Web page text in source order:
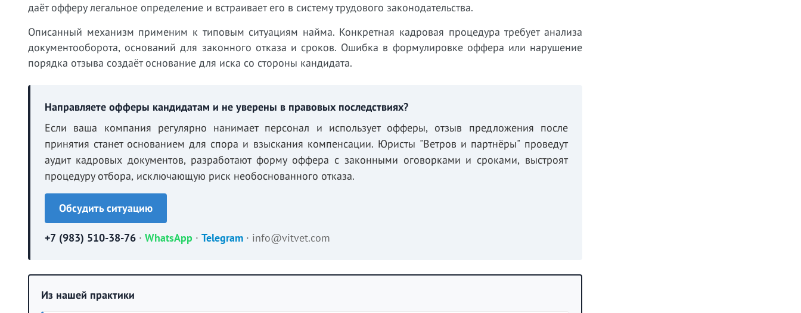
даёт офферу легальное определение и встраивает его в систему трудового законодательства.
Описанный механизм применим к типовым ситуациям найма. Конкретная кадровая процедура требует анализа
документооборота, оснований для законного отказа и сроков. Ошибка в формулировке оффера или нарушение
порядка отзыва создаёт основание для иска со стороны кандидата.
Направляете офферы кандидатам и не уверены в правовых последствиях?
Если ваша компания регулярно нанимает персонал и использует офферы, отзыв предложения после
принятия станет основанием для спора и взыскания компенсации. Юристы "Ветров и партнёры" проведут
аудит кадровых документов, разработают форму оффера с законными оговорками и сроками, выстроят
процедуру отбора, исключающую риск необоснованного отказа.
Обсудить ситуацию
+7 (983) 510-38-76 · WhatsApp · Telegram · info@vitvet.com
Из нашей практики